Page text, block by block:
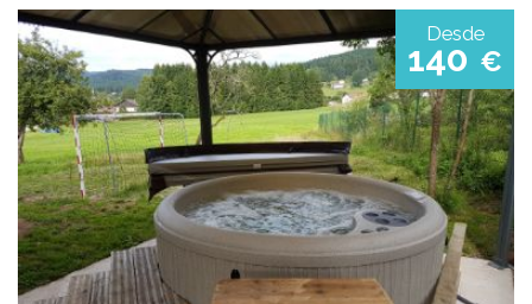
Desde
140 €